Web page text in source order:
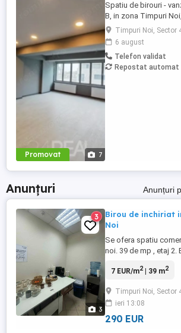
Promovat 7
Spatiu de birouri -
B, in zona Timpuri
Bucuresti, cu
structura beton,
lavabil, nefinisat,
plansee beton armat,
tehnice: internet,
Timpuri Noi, Sector
6 august
Telefon validat
Repostat automat
Anunțuri Anunțuri
3
3
Birou de inchiriat
Noi
Se ofera spatiu
noi. 39 de mp , etaj 2.
grup sanitar,
detalii sunati la
7 EUR/m2| 39 m2
Timpuri Noi, Sector
ieri 13:08
290 EUR